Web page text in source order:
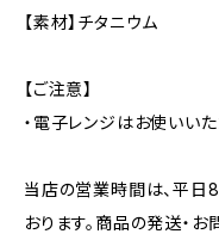
【素材】チタニウム
【ご注意】
・電子レンジはお使いいた
当店の営業時間は、平日
おります。商品の発送・